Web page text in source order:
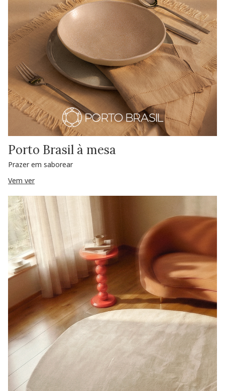
Porto Brasil à mesa
Prazer em saborear
Vem ver